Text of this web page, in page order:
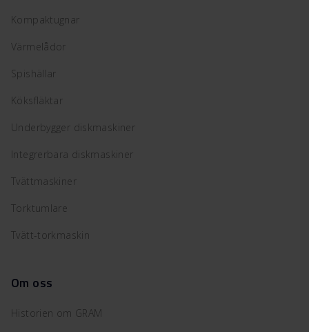
Kompaktugnar
Värmelådor
Spishällar
Köksfläktar
Underbygger diskmaskiner
Integrerbara diskmaskiner
Tvättmaskiner
Torktumlare
Tvätt-torkmaskin
Om oss
Historien om GRAM